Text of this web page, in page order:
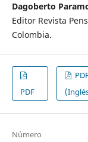
Dagoberto
Editor Revista
Colombia.
PDF
Número